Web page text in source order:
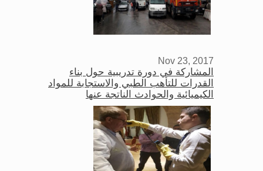
Nov 23, 2017
المشاركة في دورة تدريبية حول بناء
القدرات للتأهب الطبي والاستجابة للمواد
الكيميائية والحوادث الناتجة عنها